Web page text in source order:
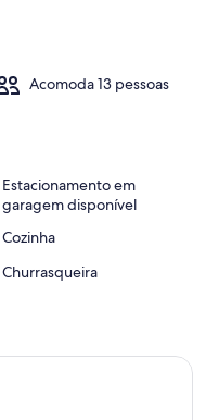
Acomoda 13 pessoas
Estacionamento em
garagem disponível
Cozinha
Churrasqueira